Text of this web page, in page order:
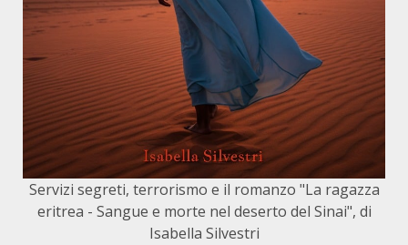
Servizi segreti, terrorismo e il romanzo "La ragazza
eritrea - Sangue e morte nel deserto del Sinai", di
Isabella Silvestri